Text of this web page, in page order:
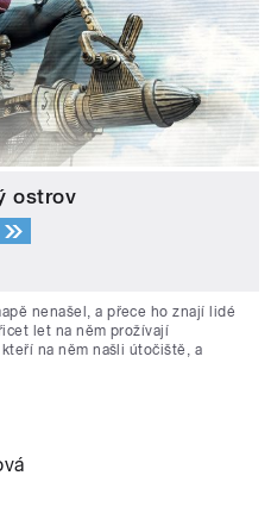
ostrov
nenašel, a přece ho znají lidé
let na něm prožívají
na něm našli útočiště, a